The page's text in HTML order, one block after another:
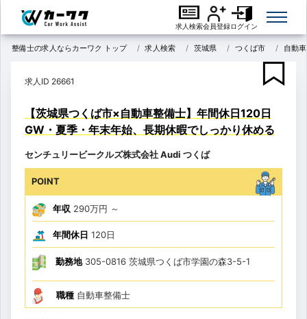
求人検索会員登録ログイン
整備士の求人ならカーワク トップ 求人検索 茨城県 つくば市 自動
求人ID 26661
【茨城県つくば市×自動車整備士】年間休日120日
GW・夏季・年末年始、長期休暇でしっかり休める
センチュリービークルズ株式会社 Audi つくば
POINT
年収 290万円 ～
年間休日 120日
勤務地305-0816 茨城県つくば市学園の森3-5-1
職種 自動車整備士